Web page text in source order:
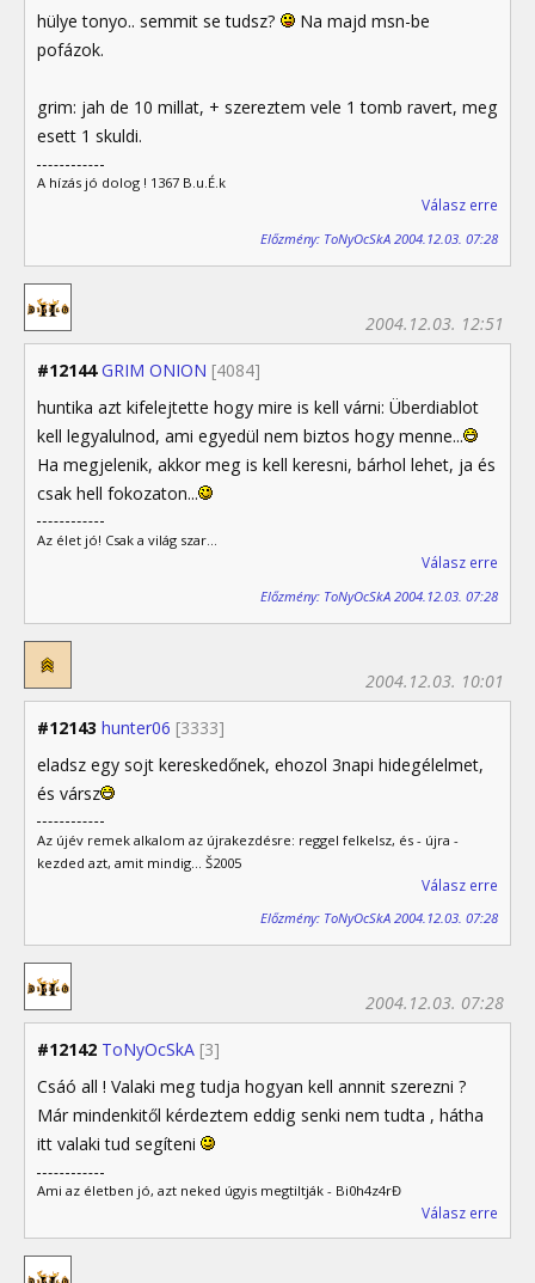
hülye tonyo.. semmit se tudsz?
Na majd msn-be
pofázok.
grim: jah de 10 millat, + szereztem vele 1 tomb ravert, meg
esett 1 skuldi.
A hízás jó dolog ! 1367 B.u.É.k
Válasz erre
Előzmény: ToNyOcSkA 2004.12.03. 07:28
#12144 GRIM ONION [4084]
2004.12.03. 12:51
huntika azt kifelejtette hogy mire is kell várni: Überdiablot
kell legyalulnod, ami egyedül nem biztos hogy menne...
Ha megjelenik, akkor meg is kell keresni, bárhol lehet, ja és
csak hell fokozaton...
Az élet jó! Csak a világ szar...
Válasz erre
Előzmény: ToNyOcSkA 2004.12.03. 07:28
#12143 hunter06 [3333]
2004.12.03. 10:01
eladsz egy sojt kereskedőnek, ehozol 3napi hidegélelmet,
és vársz
Az újév remek alkalom az újrakezdésre: reggel felkelsz, és - újra -
kezded azt, amit mindig... Š2005
Válasz erre
Előzmény: ToNyOcSkA 2004.12.03. 07:28
#12142 ToNyOcSkA [3]
2004.12.03. 07:28
Csáó all ! Valaki meg tudja hogyan kell annnit szerezni ?
Már mindenkitől kérdeztem eddig senki nem tudta , hátha
itt valaki tud segíteni
Ami az életben jó, azt neked úgyis megtiltják - Bi0h4z4rĐ
Válasz erre